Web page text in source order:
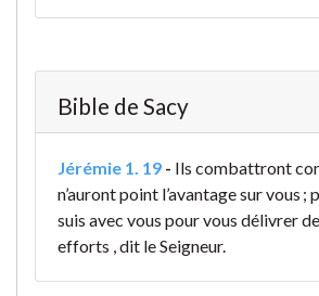
Bible de Sacy
Jérémie 1. 19 - Ils combattront
n’auront point l’avantage sur vous ;
suis avec vous pour vous délivrer
efforts , dit le Seigneur.